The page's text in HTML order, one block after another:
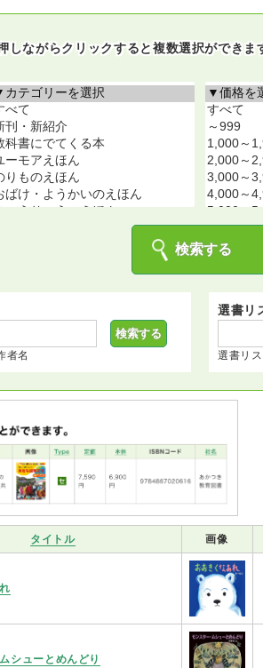
ながらクリックすると複数選択ができま
者名
選書リ
選書リ
タイトル 画像
シューとめんどり